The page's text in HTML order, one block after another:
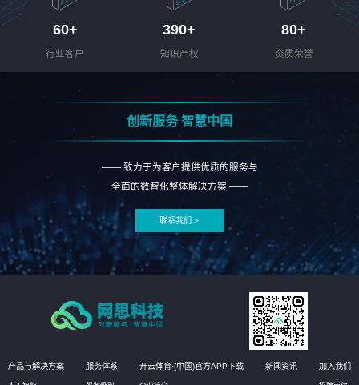
60+
行业客户
390+
知识产权
80+
资质荣誉
创新服务 智慧中国
—— 致力于为客户提供优质的服务与
全面的数智化整体解决方案 ——
联系我们 >
产品与解决方案 服务体系 开云体育·(中国)官方APP下载 新闻资讯 加入我们